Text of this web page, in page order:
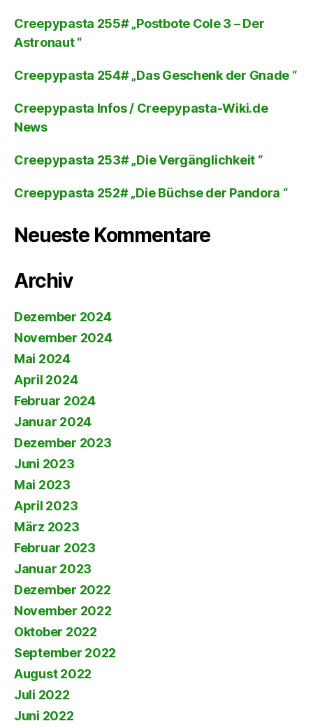
Creepypasta 255# „Postbote Cole 3 – Der
Astronaut “
Creepypasta 254# „Das Geschenk der Gnade “
Creepypasta Infos / Creepypasta-Wiki.de
News
Creepypasta 253# „Die Vergänglichkeit “
Creepypasta 252# „Die Büchse der Pandora “
Neueste Kommentare
Archiv
Dezember 2024
November 2024
Mai 2024
April 2024
Februar 2024
Januar 2024
Dezember 2023
Juni 2023
Mai 2023
April 2023
März 2023
Februar 2023
Januar 2023
Dezember 2022
November 2022
Oktober 2022
September 2022
August 2022
Juli 2022
Juni 2022